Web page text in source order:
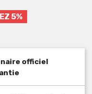
5%
officiel